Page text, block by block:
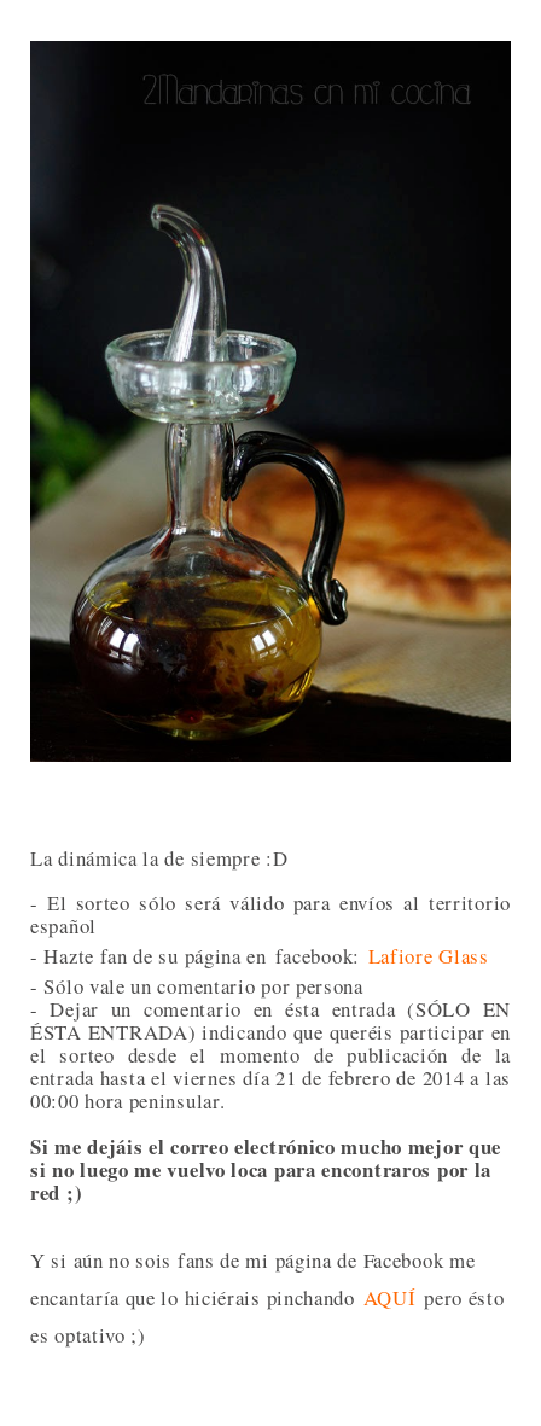
La dinámica la de siempre :D
- El sorteo sólo será válido para envíos al territorio
español
- Hazte fan de su página en facebook: Lafiore Glass
- Sólo vale un comentario por persona
- Dejar un comentario en ésta entrada (SÓLO EN
ÉSTA ENTRADA) indicando que queréis participar en
el sorteo desde el momento de publicación de la
entrada hasta el viernes día 21 de febrero de 2014 a las
00:00 hora peninsular.
Si me dejáis el correo electrónico mucho mejor que
si no luego me vuelvo loca para encontraros por la
red ;)
Y si aún no sois fans de mi página de Facebook me
encantaría que lo hiciérais pinchando AQUÍ pero ésto
es optativo ;)